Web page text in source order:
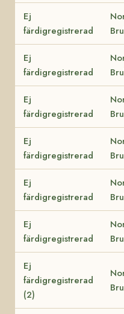
Ej
färdigregistrerad
Ej
färdigregistrerad
Ej
färdigregistrerad
Ej
färdigregistrerad
Ej
färdigregistrerad
Ej
färdigregistrerad
Ej
färdigregistrerad
(2)